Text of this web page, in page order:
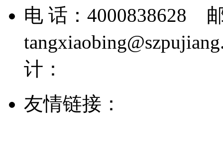
电 话：4000838628
计：
友情链接：